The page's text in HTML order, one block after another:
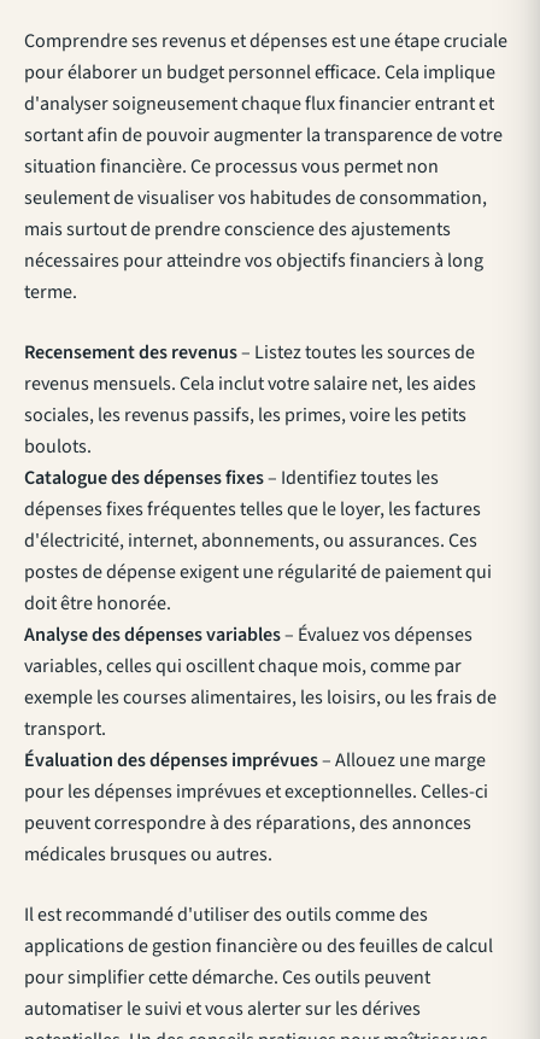
Comprendre ses revenus et dépenses est une étape cruciale
pour élaborer un budget personnel efficace. Cela implique
d'analyser soigneusement chaque flux financier entrant et
sortant afin de pouvoir augmenter la transparence de votre
situation financière. Ce processus vous permet non
seulement de visualiser vos habitudes de consommation,
mais surtout de prendre conscience des ajustements
nécessaires pour atteindre vos objectifs financiers à long
terme.
Recensement des revenus– Listez toutes les sources de
revenus mensuels. Cela inclut votre salaire net, les aides
sociales, les revenus passifs, les primes, voire les petits
boulots.
Catalogue des dépenses fixes– Identifiez toutes les
dépenses fixes fréquentes telles que le loyer, les factures
d'électricité, internet, abonnements, ou assurances. Ces
postes de dépense exigent une régularité de paiement qui
doit être honorée.
Analyse des dépenses variables– Évaluez vos dépenses
variables, celles qui oscillent chaque mois, comme par
exemple les courses alimentaires, les loisirs, ou les frais de
transport.
Évaluation des dépenses imprévues– Allouez une marge
pour les dépenses imprévues et exceptionnelles. Celles-ci
peuvent correspondre à des réparations, des annonces
médicales brusques ou autres.
Il est recommandé d'utiliser des outils comme des
applications de gestion financière ou des feuilles de calcul
pour simplifier cette démarche. Ces outils peuvent
automatiser le suivi et vous alerter sur les dérives